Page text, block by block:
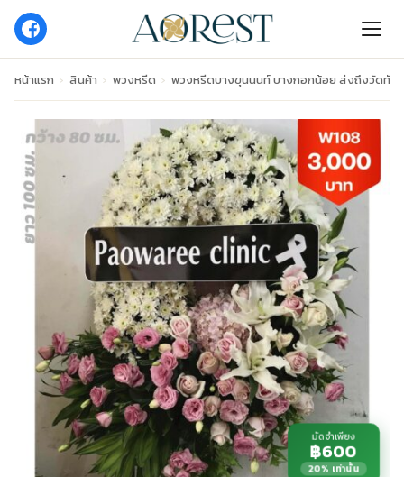
หน้าแรก › สินค้า › พวงหรีด › พวงหรีดบางขุนนนท์ บางกอกน้อย ส่งถึงวัดทัน
มัดจำเพียง
฿600
20% เท่านั้น